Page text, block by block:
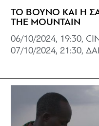
ΤΟ ΒΟΥΝΟ ΚΑΙ Η
THE MOUNTAIN
06/10/2024, 19:30,
07/10/2024, 21:30,